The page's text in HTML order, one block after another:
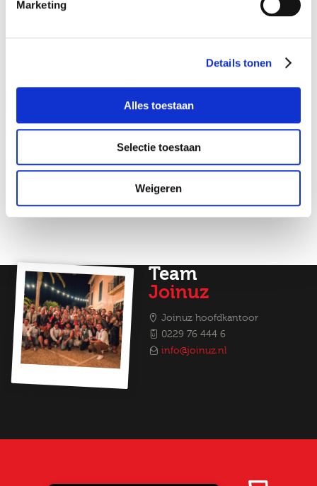
Marketing
Details tonen
Alles toestaan
Selectie toestaan
Weigeren
geeft? Via Joinuz kun je een kijkje nemen in
van een leaseauto. Interesse? Bekijk dan eens
jou zijn maar ben je wel op zoek naar een
andere baan in de zorg, kijk dan eens bij al onze
en wie weet zit daar iets voor je
bij!
Team
Joinuz
Joinuz hoofdkantoor
0229 76 444 6
info@joinuz.nl
privacy statement